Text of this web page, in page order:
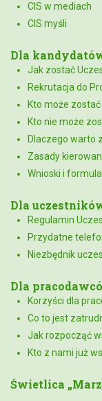
CIS w mediach
CIS myśli
Dla
Jak zostać
Rekrutacja do
Kto może
Kto nie może
Dlaczego warto
Zasady
Wnioski i
Dla
Regulamin
Przydatne
Niezbędnik
Dla
Korzyści dla
Co to jest
Jak rozpocząć
Kto z nami już
Świetlica